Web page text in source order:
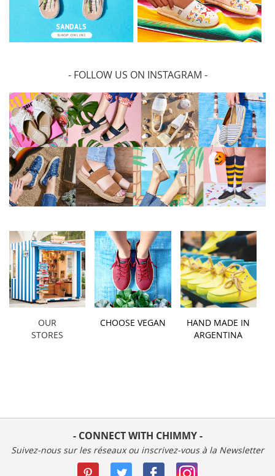
- FOLLOW US ON INSTAGRAM -
OUR
STORES
CHOOSE VEGAN
HAND MADE IN
ARGENTINA
- CONNECT WITH CHIMMY -
Suivez-nous sur les réseaux ou inscrivez-vous à la Newsletter